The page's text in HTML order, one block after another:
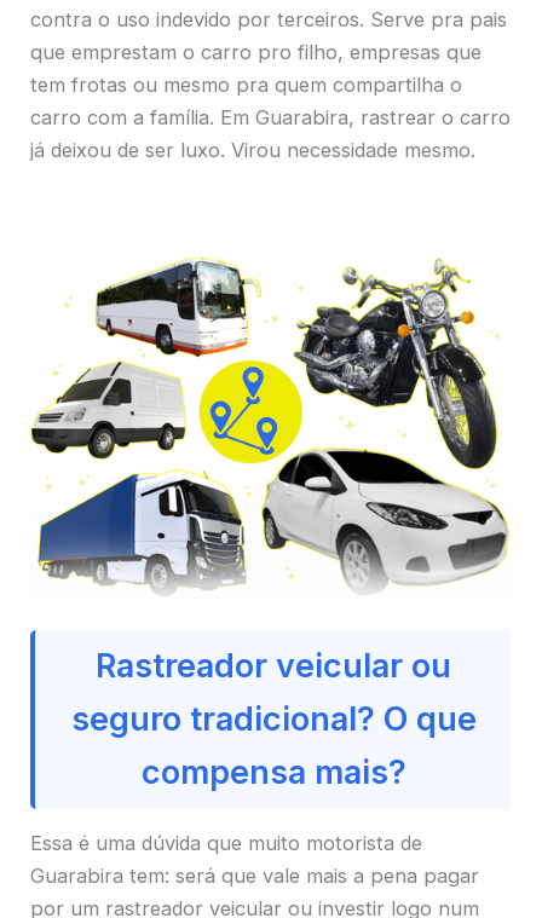
contra o uso indevido por terceiros. Serve pra pais
que emprestam o carro pro filho, empresas que
tem frotas ou mesmo pra quem compartilha o
carro com a família. Em Guarabira, rastrear o carro
já deixou de ser luxo. Virou necessidade mesmo.
Rastreador veicular ou
seguro tradicional? O que
compensa mais?
Essa é uma dúvida que muito motorista de
Guarabira tem: será que vale mais a pena pagar
por um rastreador veicular ou investir logo num